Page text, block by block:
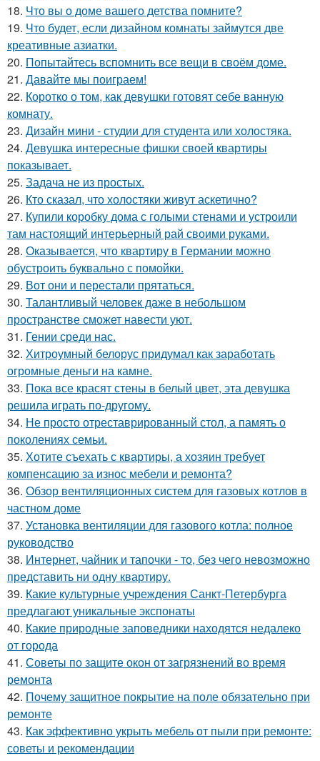
18. Что вы о доме вашего детства помните?
19. Что будет, если дизайном комнаты займутся две
креативные азиатки.
20. Попытайтесь вспомнить все вещи в своём доме.
21. Давайте мы поиграем!
22. Коротко о том, как девушки готовят себе ванную
комнату.
23. Дизайн мини - студии для студента или холостяка.
24. Девушка интересные фишки своей квартиры
показывает.
25. Задача не из простых.
26. Кто сказал, что холостяки живут аскетично?
27. Купили коробку дома с голыми стенами и устроили
там настоящий интерьерный рай своими руками.
28. Оказывается, что квартиру в Германии можно
обустроить буквально с помойки.
29. Вот они и перестали прятаться.
30. Талантливый человек даже в небольшом
пространстве сможет навести уют.
31. Гении среди нас.
32. Хитроумный белорус придумал как заработать
огромные деньги на камне.
33. Пока все красят стены в белый цвет, эта девушка
решила играть по-другому.
34. Не просто отреставрированный стол, а память о
поколениях семьи.
35. Хотите съехать с квартиры, а хозяин требует
компенсацию за износ мебели и ремонта?
36. Обзор вентиляционных систем для газовых котлов в
частном доме
37. Установка вентиляции для газового котла: полное
руководство
38. Интернет, чайник и тапочки - то, без чего невозможно
представить ни одну квартиру.
39. Какие культурные учреждения Санкт-Петербурга
предлагают уникальные экспонаты
40. Какие природные заповедники находятся недалеко
от города
41. Советы по защите окон от загрязнений во время
ремонта
42. Почему защитное покрытие на поле обязательно при
ремонте
43. Как эффективно укрыть мебель от пыли при ремонте:
советы и рекомендации